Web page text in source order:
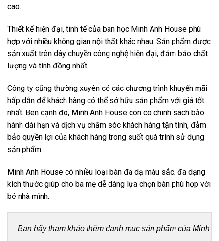
cao.
Thiết kế hiện đại, tinh tế của bàn học Minh Anh House phù
hợp với nhiều không gian nội thất khác nhau. Sản phẩm được
sản xuất trên dây chuyền công nghệ hiện đại, đảm bảo chất
lượng và tính đồng nhất.
Công ty cũng thường xuyên có các chương trình khuyến mãi
hấp dẫn để khách hàng có thể sở hữu sản phẩm với giá tốt
nhất. Bên cạnh đó, Minh Anh House còn có chính sách bảo
hành dài hạn và dịch vụ chăm sóc khách hàng tận tình, đảm
bảo quyền lợi của khách hàng trong suốt quá trình sử dụng
sản phẩm.
Minh Anh House có nhiều loại bàn đa dạ màu sắc, đa dạng
kích thước giúp cho ba mẹ dễ dàng lựa chọn bàn phù hợp với
bé nhà mình.
Bạn hãy tham khảo thêm danh mục sản phẩm của Minh